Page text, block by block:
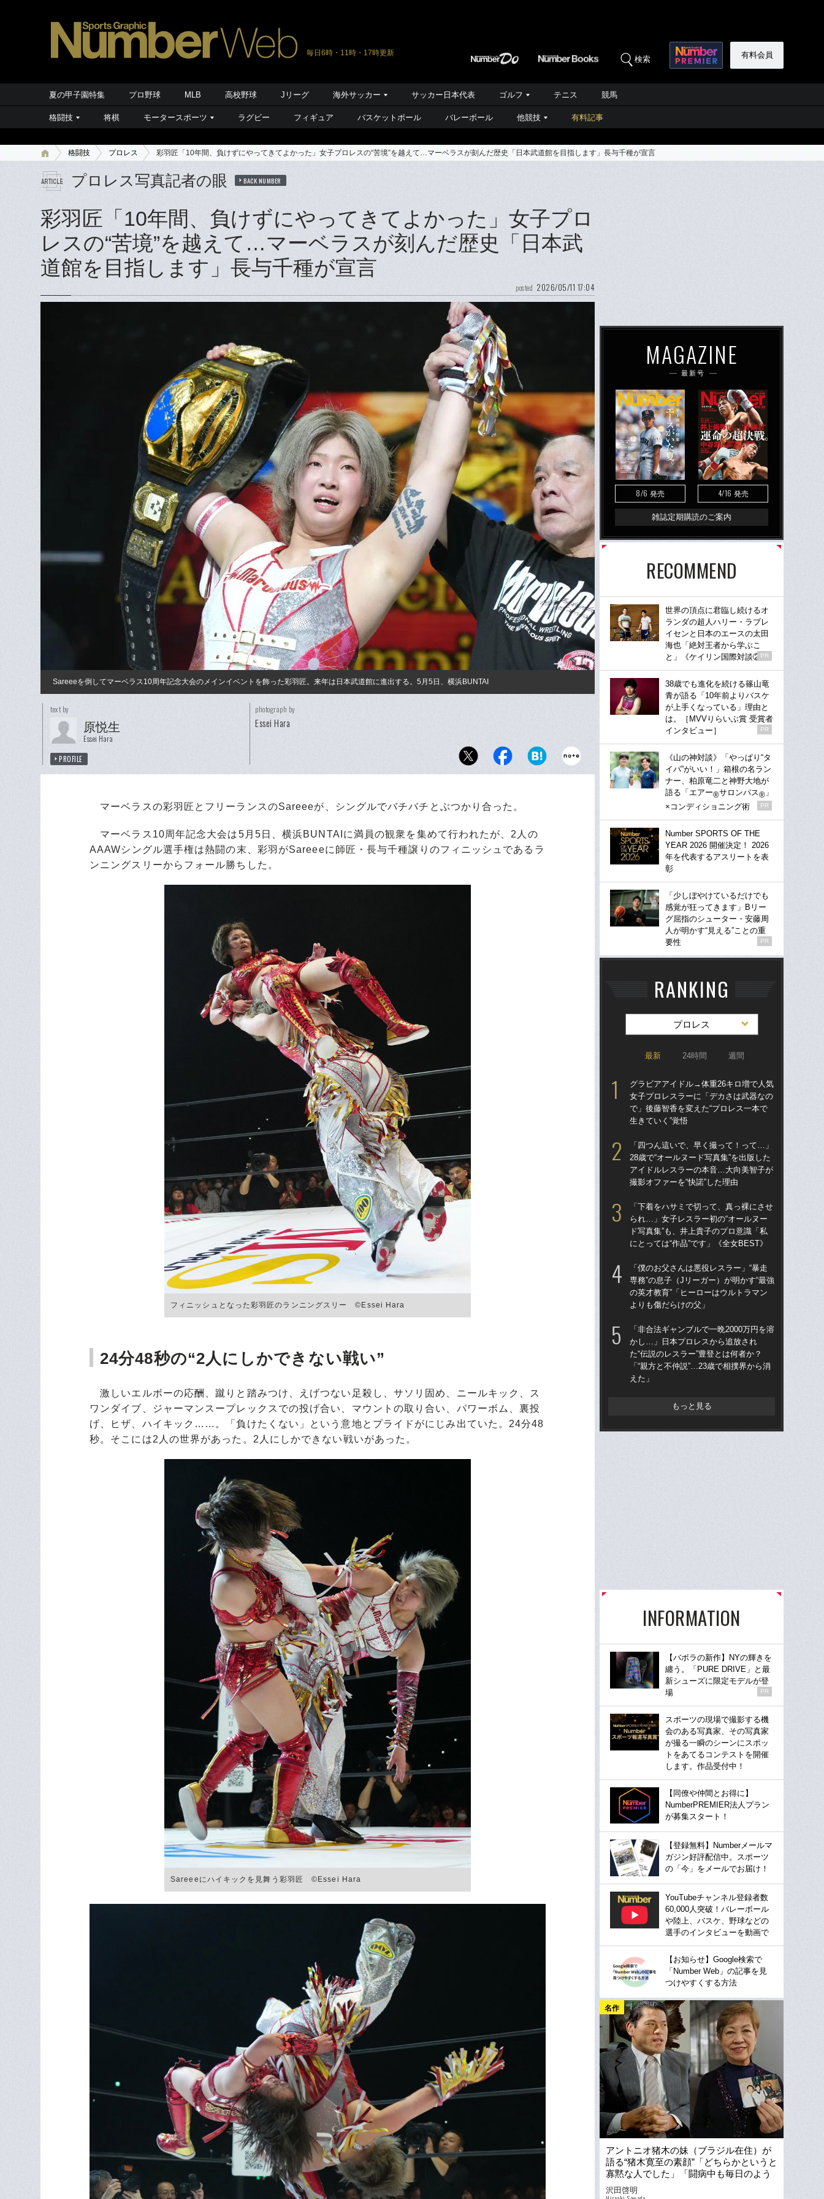
毎日6時・11時・17時更新
検索 有料会員
夏の甲子園特集 プロ野球 MLB 高校野球 Jリーグ 海外サッカー サッカー日本代表 ゴルフ テニス 競馬
格闘技 将棋 モータースポーツ ラグビー フィギュア バスケットボール バレーボール 他競技 有料記事
格闘技 プロレス 彩羽匠「10年間、負けずにやってきてよかった」女子プロレスの“苦境”を越えて…マーベラスが刻んだ歴史「日本武道館を目指します」長与千種が宣言
プロレス写真記者の眼 BACK NUMBER
彩羽匠「10年間、負けずにやってきてよかった」女子プロ
レスの“苦境”を越えて…マーベラスが刻んだ歴史「日本武
道館を目指します」長与千種が宣言
posted 2026/05/11 17:04
Sareeeを倒してマーベラス10周年記念大会のメインイベントを飾った彩羽匠。来年は日本武道館に進出する。5月5日、横浜BUNTAI
text by
原悦生
Essei Hara
PROFILE
photograph by
Essei Hara
マーベラスの彩羽匠とフリーランスのSareeeが、シングルでバチバチとぶつかり合った。
マーベラス10周年記念大会は5月5日、横浜BUNTAIに満員の観衆を集めて行われたが、2人の
AAAWシングル選手権は熱闘の末、彩羽がSareeeに師匠・長与千種譲りのフィニッシュであるラ
ンニングスリーからフォール勝ちした。
フィニッシュとなった彩羽匠のランニングスリー ©Essei Hara
24分48秒の“2人にしかできない戦い”
激しいエルボーの応酬、蹴りと踏みつけ、えげつない足殺し、サソリ固め、ニールキック、ス
ワンダイブ、ジャーマンスープレックスでの投げ合い、マウントの取り合い、パワーボム、裏投
げ、ヒザ、ハイキック……。「負けたくない」という意地とプライドがにじみ出ていた。24分48
秒。そこには2人の世界があった。2人にしかできない戦いがあった。
Sareeeにハイキックを見舞う彩羽匠 ©Essei Hara
MAGAZINE
最新号
8/6 発売 4/16 発売
雑誌定期購読のご案内
RECOMMEND
世界の頂点に君臨し続けるオ
ランダの超人ハリー・ラブレ
イセンと日本のエースの太田
海也「絶対王者から学ぶこ
と」《ケイリン国際対談②》
PR
38歳でも進化を続ける篠山竜
青が語る「10年前よりバスケ
が上手くなっている」理由と
は。［MVVりらいぶ賞 受賞者
インタビュー］
PR
《山の神対談》「やっぱり“タ
イパ”がいい！」箱根の名ラン
ナー、柏原竜二と神野大地が
語る「エアー®サロンパス® 」
×コンディショニング術
PR
Number SPORTS OF THE
YEAR 2026 開催決定！ 2026
年を代表するアスリートを表
彰
「少しぼやけているだけでも
感覚が狂ってきます」Bリー
グ屈指のシューター・安藤周
人が明かす“見える”ことの重
要性
PR
RANKING
プロレス
最新 24時間 週間
グラビアアイドル→体重26キロ増で人気
女子プロレスラーに「デカさは武器なの
で」後藤智香を変えた“プロレス一本で
生きていく”覚悟
「四つん這いで、早く撮って！って…」
28歳で“オールヌード写真集”を出版した
アイドルレスラーの本音…大向美智子が
撮影オファーを“快諾”した理由
「下着をハサミで切って、真っ裸にさせ
られ…」女子レスラー初の“オールヌー
ド写真集”も、井上貴子のプロ意識「私
にとっては“作品”です」《全女BEST》
「僕のお父さんは悪役レスラー」“暴走
専務”の息子（Jリーガー）が明かす“最強
の英才教育”「ヒーローはウルトラマン
よりも傷だらけの父」
「非合法ギャンブルで一晩2000万円を溶
かし…」日本プロレスから追放され
た“伝説のレスラー”豊登とは何者か？
「“親方と不仲説”…23歳で相撲界から消
えた」
もっと見る
INFORMATION
【バボラの新作】NYの輝きを
纏う。「PURE DRIVE」と最
新シューズに限定モデルが登
場
PR
スポーツの現場で撮影する機
会のある写真家、その写真家
が撮る一瞬のシーンにスポッ
トをあてるコンテストを開催
します。作品受付中！
【同僚や仲間とお得に】
NumberPREMIER法人プラン
が募集スタート！
【登録無料】Numberメールマ
ガジン好評配信中。スポーツ
の「今」をメールでお届け！
YouTubeチャンネル登録者数
60,000人突破！バレーボール
や陸上、バスケ、野球などの
選手のインタビューを動画で
【お知らせ】Google検索で
「Number Web」の記事を見
つけやすくする方法
名作
アントニオ猪木の妹（ブラジル在住）が
語る“猪木寛至の素顔”「どちらかというと
寡黙な人でした」「闘病中も毎日のよう
に電話を…」
沢田啓明